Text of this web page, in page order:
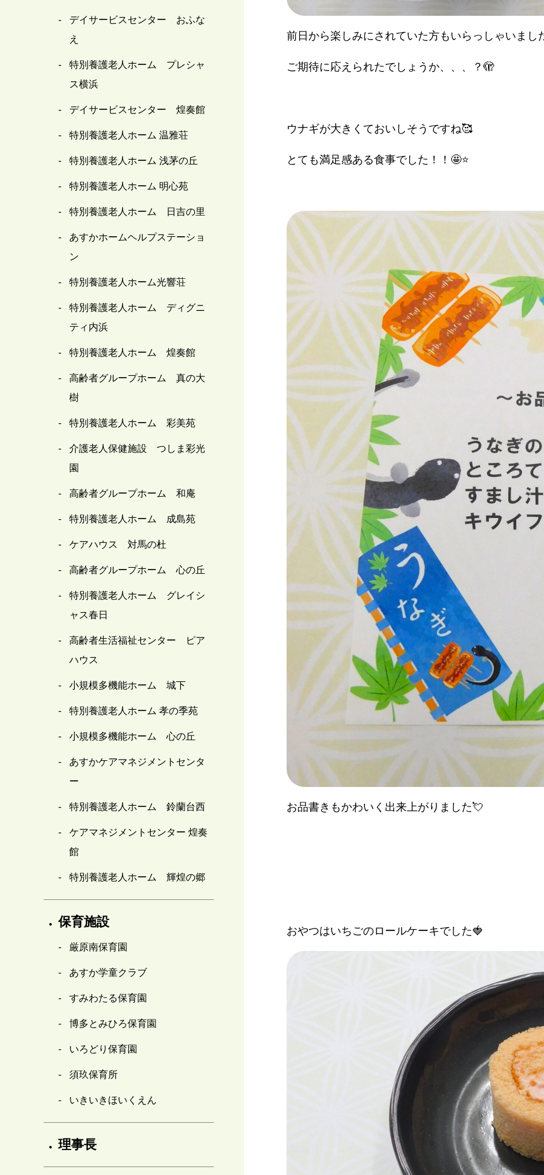
デイサービスセンター おふな
え
特別養護老人ホーム プレシャ
ス横浜
デイサービスセンター 煌奏館
特別養護老人ホーム 温雅荘
特別養護老人ホーム 浅茅の丘
特別養護老人ホーム 明心苑
特別養護老人ホーム 日吉の里
あすかホームヘルプステーショ
ン
特別養護老人ホーム光響荘
特別養護老人ホーム ディグニ
ティ内浜
特別養護老人ホーム 煌奏館
高齢者グループホーム 真の大
樹
特別養護老人ホーム 彩美苑
介護老人保健施設 つしま彩光
園
高齢者グループホーム 和庵
特別養護老人ホーム 成島苑
ケアハウス 対馬の杜
高齢者グループホーム 心の丘
特別養護老人ホーム グレイシ
ャス春日
高齢者生活福祉センター ピア
ハウス
小規模多機能ホーム 城下
特別養護老人ホーム 孝の季苑
小規模多機能ホーム 心の丘
あすかケアマネジメントセンタ
ー
特別養護老人ホーム 鈴蘭台西
ケアマネジメントセンター 煌奏
館
特別養護老人ホーム 輝煌の郷
保育施設
厳原南保育園
あすか学童クラブ
すみわたる保育園
博多とみひろ保育園
いろどり保育園
須玖保育所
いきいきほいくえん
理事長
前日から楽しみにされていた方もいらっしゃいまし
ご期待に応えられたでしょうか、、、？🫣
ウナギが大きくておいしそうですね🥰
とても満足感ある食事でした！！🤩⭐
お品書きもかわいく出来上がりました💘
おやつはいちごのロールケーキでした🍓